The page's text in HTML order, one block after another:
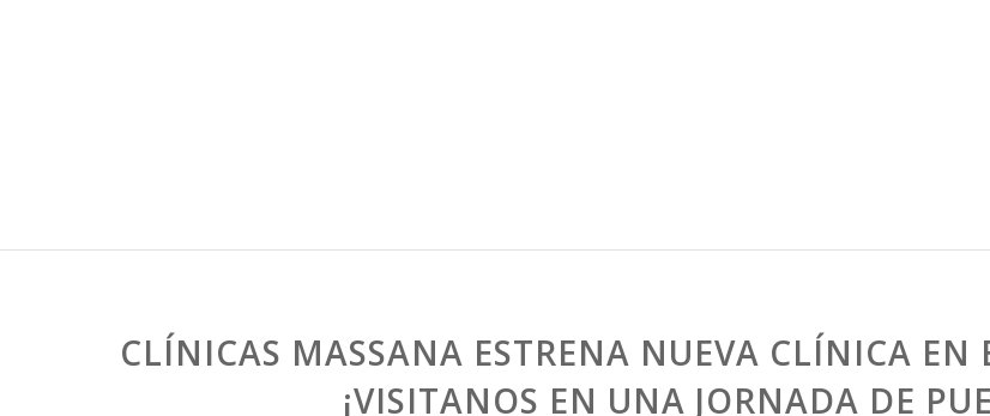
CLÍNICAS MASSANA ESTRENA NUEVA CLÍNICA EN
¡VISITANOS EN UNA JORNADA DE